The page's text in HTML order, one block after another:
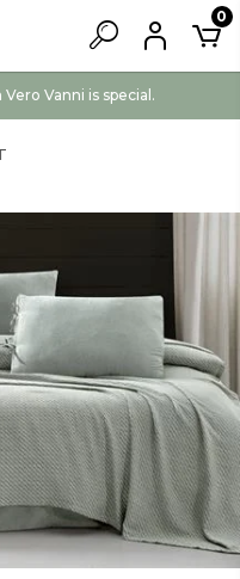
Vanni is special.
0